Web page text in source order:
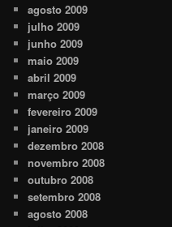
agosto 2009
julho 2009
junho 2009
maio 2009
abril 2009
março 2009
fevereiro 2009
janeiro 2009
dezembro 2008
novembro 2008
outubro 2008
setembro 2008
agosto 2008